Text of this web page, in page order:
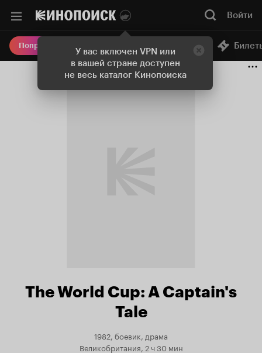
У вас включен VPN или
в вашей стране доступен
не весь каталог Кинопоиска
Войти
Попробовать Плюс Онлайн-кинотеатр
The World Cup: A Captain's
Tale
1982, боевик, драма
Великобритания, 2 ч 30 мин